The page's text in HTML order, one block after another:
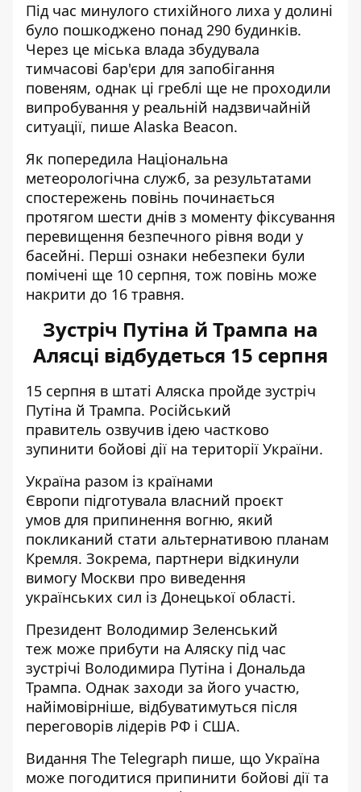
Під час минулого стихійного лиха у долині
було пошкоджено понад 290 будинків.
Через це міська влада збудувала
тимчасові бар'єри для запобігання
повеням, однак ці греблі ще не проходили
випробування у реальній надзвичайній
ситуації, пише Alaska Beacon.
Як попередила Національна
метеорологічна служб, за результатами
спостережень повінь починається
протягом шести днів з моменту фіксування
перевищення безпечного рівня води у
басейні. Перші ознаки небезпеки були
помічені ще 10 серпня, тож повінь може
накрити до 16 травня.
Зустріч Путіна й Трампа на
Алясці відбудеться 15 серпня
15 серпня в штаті Аляска пройде зустріч
Путіна й Трампа. Російський
правитель озвучив ідею частково
зупинити бойові дії на території України.
Україна разом із країнами
Європи підготувала власний проєкт
умов для припинення вогню, який
покликаний стати альтернативою планам
Кремля. Зокрема, партнери відкинули
вимогу Москви про виведення
українських сил із Донецької області.
Президент Володимир Зеленський
теж може прибути на Аляску під час
зустрічі Володимира Путіна і Дональда
Трампа. Однак заходи за його участю,
найімовірніше, відбуватимуться після
переговорів лідерів РФ і США.
Видання The Telegraph пише, що Україна
може погодитися припинити бойові дії та